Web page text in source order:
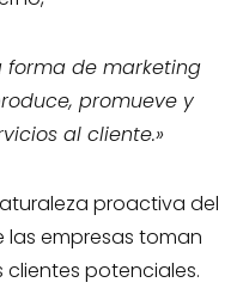
forma de marketing
promueve y
al cliente.»
proactiva del
las empresas toman
clientes potenciales.